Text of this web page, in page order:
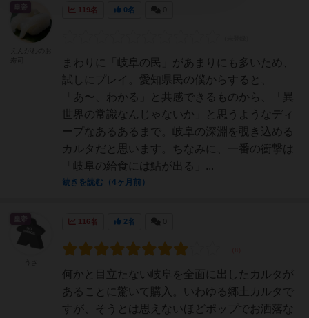
119名 0名
まわりに「岐阜の民」があまりにも多いため、
試しにプレイ。愛知県民の僕からすると、
「あ〜、わかる」と共感できるものから、「異
世界の常識なんじゃないか」と思うようなディ
ープなあるあるまで。岐阜の深淵を覗き込める
カルタだと思います。ちなみに、一番の衝撃は
「岐阜の給食には鮎が出る」...
続きを読む（4ヶ月前）
116名 2名
何かと目立たない岐阜を全面に出したカルタが
あることに驚いて購入。いわゆる郷土カルタで
すが、そうとは思えないほどポップでお洒落な